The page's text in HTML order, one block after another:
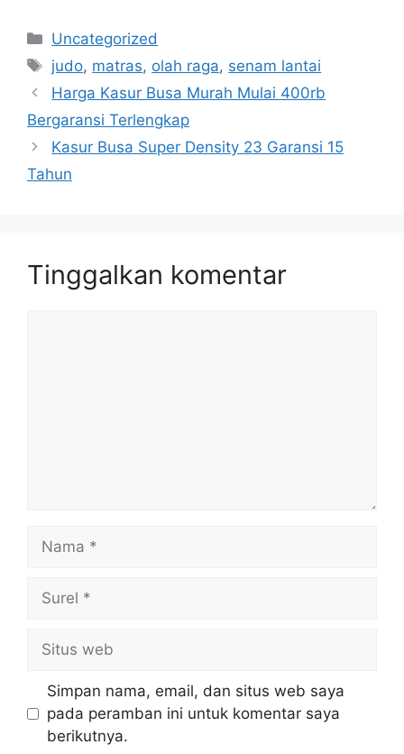
Kategori
Uncategorized
Tag
judo, matras, olah raga, senam lantai
Harga Kasur Busa Murah Mulai 400rb
Bergaransi Terlengkap
Kasur Busa Super Density 23 Garansi 15
Tahun
Tinggalkan komentar
Nama
Surel
Situs
web
Simpan nama, email, dan situs web saya
pada peramban ini untuk komentar saya
berikutnya.